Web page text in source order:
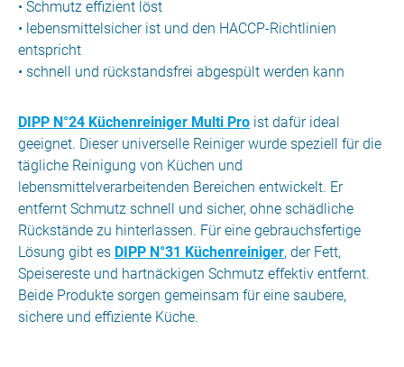
• Schmutz effizient löst
• lebensmittelsicher ist und den HACCP-Richtlinien
entspricht
• schnell und rückstandsfrei abgespült werden kann
DIPP N°24 Küchenreiniger Multi Pro ist dafür ideal
geeignet. Dieser universelle Reiniger wurde speziell für die
tägliche Reinigung von Küchen und
lebensmittelverarbeitenden Bereichen entwickelt. Er
entfernt Schmutz schnell und sicher, ohne schädliche
Rückstände zu hinterlassen. Für eine gebrauchsfertige
Lösung gibt es DIPP N°31 Küchenreiniger, der Fett,
Speisereste und hartnäckigen Schmutz effektiv entfernt.
Beide Produkte sorgen gemeinsam für eine saubere,
sichere und effiziente Küche.